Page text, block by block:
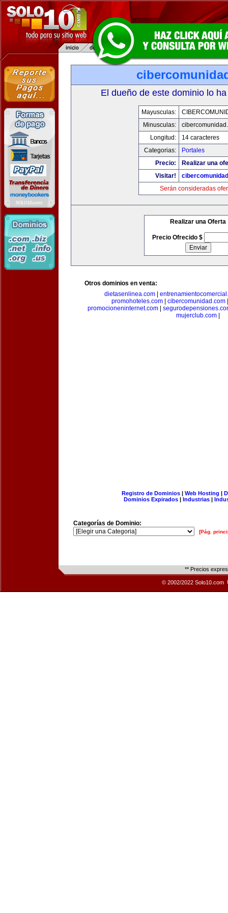
El dueño de este dominio lo
Mayusculas:
Minusculas:
Longitud:
14 caracteres
Categorias:
Portales
Precio:
Realizar una
Visitar!
Serán consideradas
Realizar una Oferta
Precio Ofrecido $
Otros dominios en venta:
dietasenlinea.com|
promohoteles.com
cibercomunidad.com
promocioneninternet.com|
mujerclub.com
Registro de Dominios| Web Hosting |
Dominios Expirados | Industrias |
Categorías de Dominio:
[Pág.
** Precios
© 2002/2022 Solo10.com